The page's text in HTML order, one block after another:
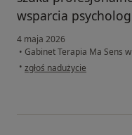
wsparcia
4 maja 2026
• Gabinet Terapia Ma Sens
• w opinii użytkownika
zgłoś nadużycie